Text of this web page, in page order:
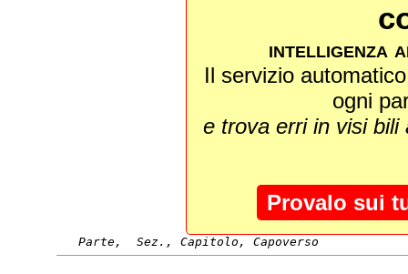
intelligenza
Il servizio
ogni
e trova erri in visi
Provalo sui
Parte,  Sez., Capitolo, Capoverso